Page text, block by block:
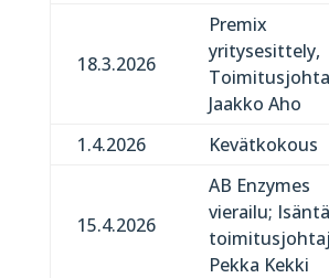
18.3.2026
Premix
yritysesittely,
Jaakko Aho
1.4.2026 Kevätkokous
15.4.2026
AB Enzymes
vierailu;
Pekka Kekki